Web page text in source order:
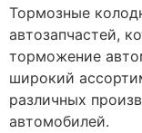
Тормозные
автозапчастей,
торможение
широкий
различных
автомобилей.